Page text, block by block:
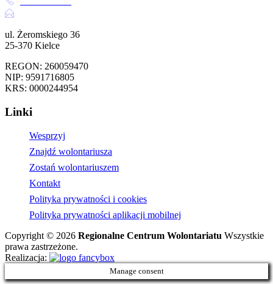
ul. Żeromskiego 36
25-370 Kielce
REGON: 260059470
NIP: 9591716805
KRS: 0000244954
Linki
Wesprzyj
Znajdź wolontariusza
Zostań wolontariuszem
Kontakt
Polityka prywatności i cookies
Polityka prywatności aplikacji mobilnej
Copyright © 2026 Regionalne Centrum Wolontariatu Wszystkie
prawa zastrzeżone.
Realizacja:
Manage consent